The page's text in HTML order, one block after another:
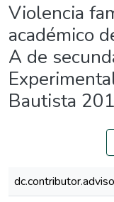
Violencia
académico
A de
Bautista